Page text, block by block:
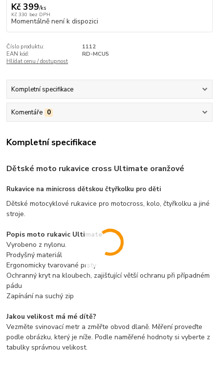
Kč 399/ks
Kč 330 bez DPH
Momentálně není k dispozici
Číslo produktu:
1112
EAN kód:
RD-MCU5
Hlídat cenu / dostupnost
Kompletní specifikace
Komentáře 0
Kompletní specifikace
Dětské moto rukavice cross Ultimate oranžové
Rukavice na minicross dětskou čtyřkolku pro děti
Dětské motocyklové rukavice pro motocross, kolo, čtyřkolku a jiné
stroje.
Popis moto rukavic Ultimate
Vyrobeno z nylonu.
Prodyšný materiál
Ergonomicky tvarované prsty
Ochranný kryt na kloubech, zajišťující větší ochranu při případném
pádu
Zapínání na suchý zip
Jakou velikost má mé dítě?
Vezměte svinovací metr a změřte obvod dlaně. Měření proveďte
podle obrázku, který je níže. Podle naměřené hodnoty si vyberte z
tabulky správnou velikost.